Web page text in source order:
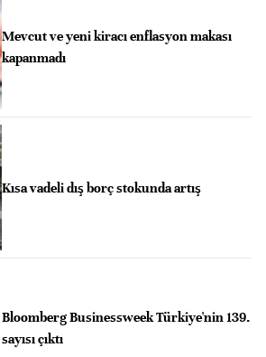
Mevcut ve yeni kiracı enflasyon makası
kapanmadı
Kısa vadeli dış borç stokunda artış
Bloomberg Businessweek Türkiye'nin 139.
sayısı çıktı